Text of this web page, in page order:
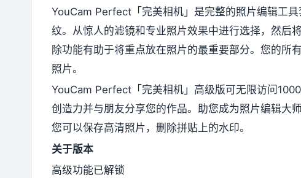
YouCam Perfect「完美相机」是完整的照片编辑工
纹。从惊人的滤镜和专业照片效果中进行选择，然后
除功能有助于将重点放在照片的最重要部分。您的所
照片。
YouCam Perfect「完美相机」高级版可无限访问
创造力并与朋友分享您的作品。助您成为照片编辑大
您可以保存高清照片，删除拼贴上的水印。
关于版本
高级功能已解锁